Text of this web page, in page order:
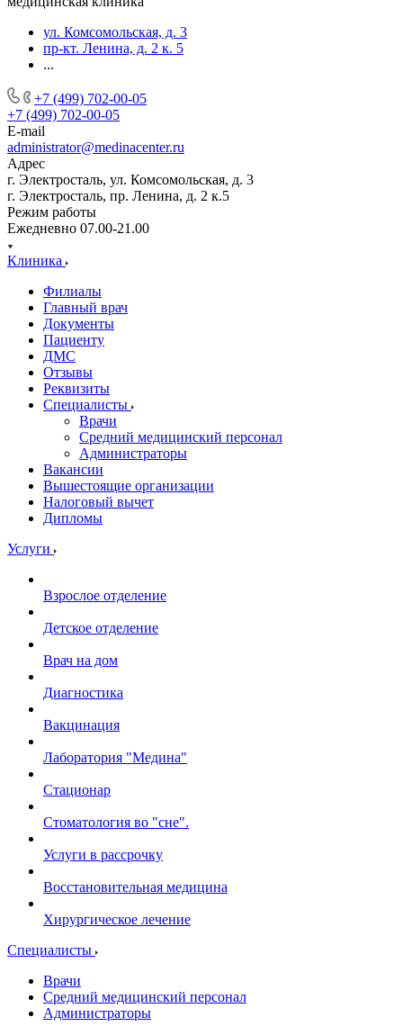
ул. Комсомольская, д. 3
пр-кт. Ленина, д. 2 к. 5
...
+7 (499) 702-00-05
+7 (499) 702-00-05
E-mail
administrator@medinacenter.ru
Адрес
г. Электросталь, ул. Комсомольская, д. 3
г. Электросталь, пр. Ленина, д. 2 к.5
Режим работы
Ежедневно 07.00-21.00
Клиника
Филиалы
Главный врач
Документы
Пациенту
ДМС
Отзывы
Реквизиты
Специалисты
Врачи
Средний медицинский персонал
Администраторы
Вакансии
Вышестоящие организации
Налоговый вычет
Дипломы
Услуги
Взрослое отделение
Детское отделение
Врач на дом
Диагностика
Вакцинация
Лаборатория "Медина"
Стационар
Стоматология во "сне".
Услуги в рассрочку
Восстановительная медицина
Хирургическое лечение
Специалисты
Врачи
Средний медицинский персонал
Администраторы